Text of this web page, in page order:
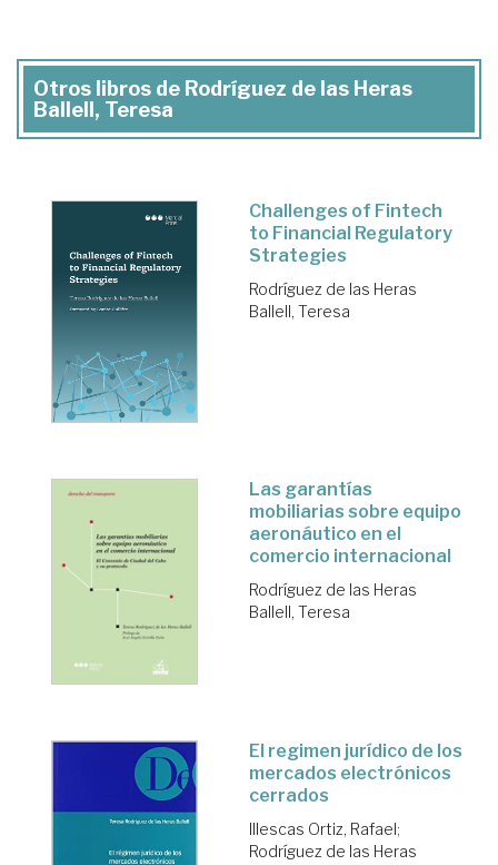
Otros libros de Rodríguez de las Heras
Ballell, Teresa
Challenges of Fintech
to Financial Regulatory
Strategies
Rodríguez de las Heras
Ballell, Teresa
Las garantías
mobiliarias sobre equipo
aeronáutico en el
comercio internacional
Rodríguez de las Heras
Ballell, Teresa
El regimen jurídico de los
mercados electrónicos
cerrados
Illescas Ortiz, Rafael;
Rodríguez de las Heras